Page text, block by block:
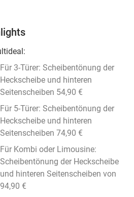
Für 3-Türer: Scheibentönung der
Heckscheibe und hinteren
Seitenscheiben 54,90 €
Für 5-Türer: Scheibentönung der
Heckscheibe und hinteren
Seitenscheiben 74,90 €
Für Kombi oder Limousine:
Scheibentönung der Heckscheibe
und hinteren Seitenscheiben von
94,90 €